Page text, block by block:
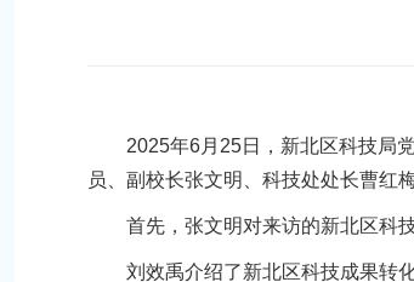
2025年6月25日，新北区科技局
员、副校长张文明、科技处处长曹红
首先，张文明对来访的新北区科
刘效禹介绍了新北区科技成果转